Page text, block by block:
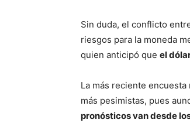
Sin duda, el conflicto
riesgos para la moneda
quien anticipó que el
La más reciente
más pesimistas, pues
pronósticos van desde